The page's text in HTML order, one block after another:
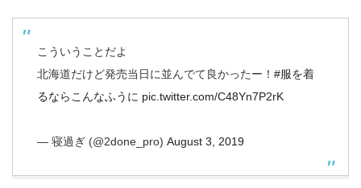
こういうことだよ
北海道だけど発売当日に並んでて良かったー！ #服を着
るならこんなふうに pic.twitter.com/C48Yn7P2rK
— 寝過ぎ (@2done_pro) August 3, 2019